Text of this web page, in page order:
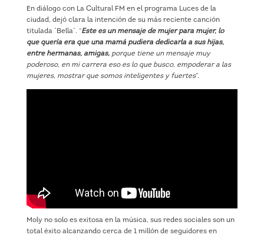
En diálogo con La Cultural FM en el programa Luces de la
ciudad, dejó clara la intención de su más reciente canción
titulada ´Bella´. “Este es un mensaje de mujer para mujer, lo
que quería era que una mamá pudiera dedicarla a sus hijas,
entre hermanas, amigas,porque tiene un mensaje muy
poderoso, en mi carrera eso es lo que busco, empoderar a las
mujeres, mostrar que somos inteligentes y fuertes”.
Moly no solo es exitosa en la música, sus redes sociales son un
total éxito alcanzando cerca de 1 millón de seguidores en